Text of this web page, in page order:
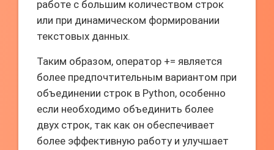
работе с большим количеством строк
или при динамическом формировании
текстовых данных.
Таким образом, оператор += является
более предпочтительным вариантом при
объединении строк в Python, особенно
если необходимо объединить более
двух строк, так как он обеспечивает
более эффективную работу и улучшает